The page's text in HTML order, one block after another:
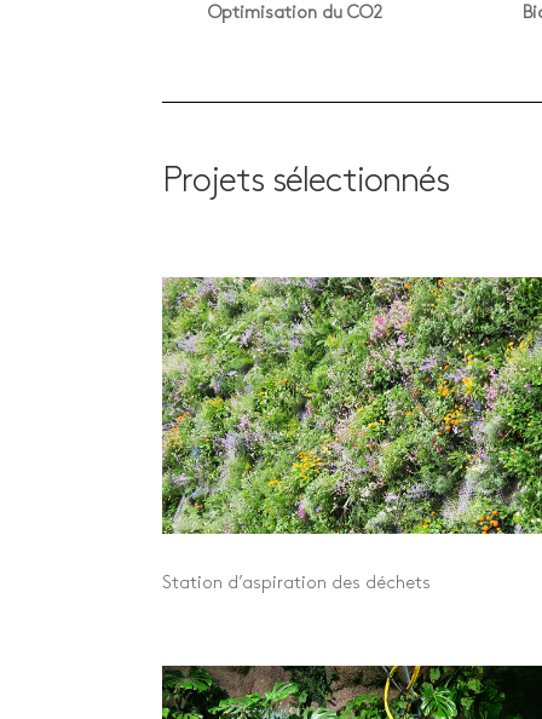
Optimisation du CO2
Projets sélectionnés
Station d’aspiration des déchets